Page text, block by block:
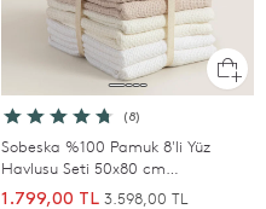
(8)
Sobeska %100 Pamuk 8'li Yüz
Havlusu Seti 50x80 cm
SOMON/BEJ/EKRU/BEYAZ
1.799,00 TL 3.598,00 TL